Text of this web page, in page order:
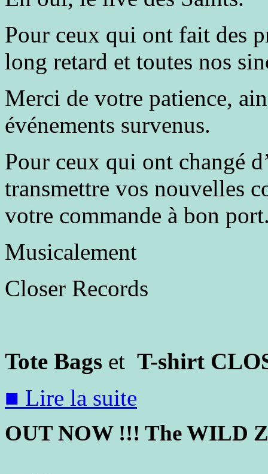
Pour ceux qui ont fait des
long retard et toutes nos
Merci de votre patience,
événements survenus.
Pour ceux qui ont changé
transmettre vos nouvelles
votre commande à bon
Musicalement
Closer Records
Tote Bags et T-shirt
■ Lire la suite
OUT NOW !!! The WILD